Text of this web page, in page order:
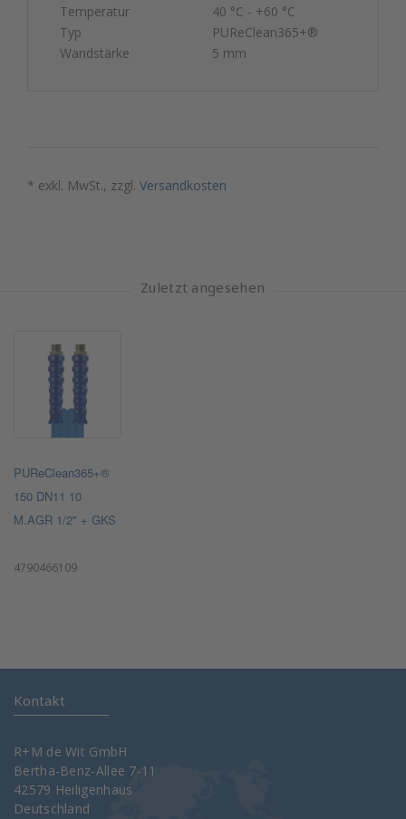
Temperatur
40 °C - +60 °C
Typ
PUReClean365+®
Wandstärke
5 mm
* exkl. MwSt., zzgl. Versandkosten
Zuletzt angesehen
PUReClean365+®
150 DN11 10
M.AGR 1/2" + GKS
4790466109
Kontakt
R+M de Wit GmbH
Bertha-Benz-Allee 7-11
42579 Heiligenhaus
Deutschland